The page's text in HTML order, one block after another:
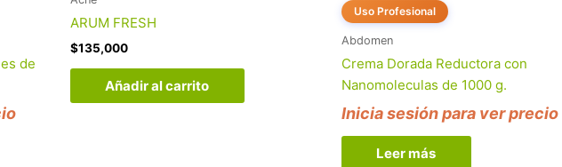
de
ARUM FRESH
$135,000
Añadir al carrito
Uso Profesional
Abdomen
Crema Dorada Reductora con
Nanomoleculas de 1000 g.
Inicia sesión para ver precio
Leer más